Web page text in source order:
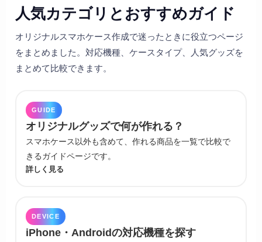
人気カテゴリとおすすめガイド
オリジナルスマホケース作成で迷ったときに役立つページ
をまとめました。対応機種、ケースタイプ、人気グッズを
まとめて比較できます。
GUIDE
オリジナルグッズで何が作れる？
スマホケース以外も含めて、作れる商品を一覧で比較で
きるガイドページです。
詳しく見る
DEVICE
iPhone・Androidの対応機種を探す